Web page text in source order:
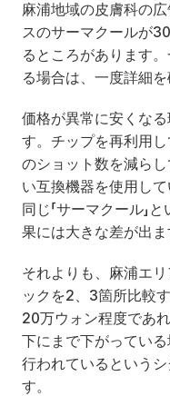
麻浦地域の皮膚科の
スのサーマクールが
るところがあります
る場合は、一度詳細
価格が異常に安くな
す。チップを再利用
のショット数を減ら
い互換機器を使用し
同じ「サーマクール」
果には大きな差が出ま
それよりも、麻浦エ
ックを2、3箇所比較
20万ウォン程度であ
下にまで下がってい
行われているという
す。